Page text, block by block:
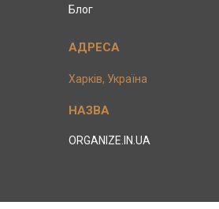
Блог
Харків, Україна
ORGANIZE.IN.UA